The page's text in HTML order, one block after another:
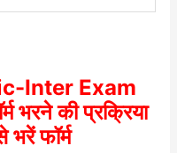
Inter Exam
भरने की प्रक्रिया
फॉर्म